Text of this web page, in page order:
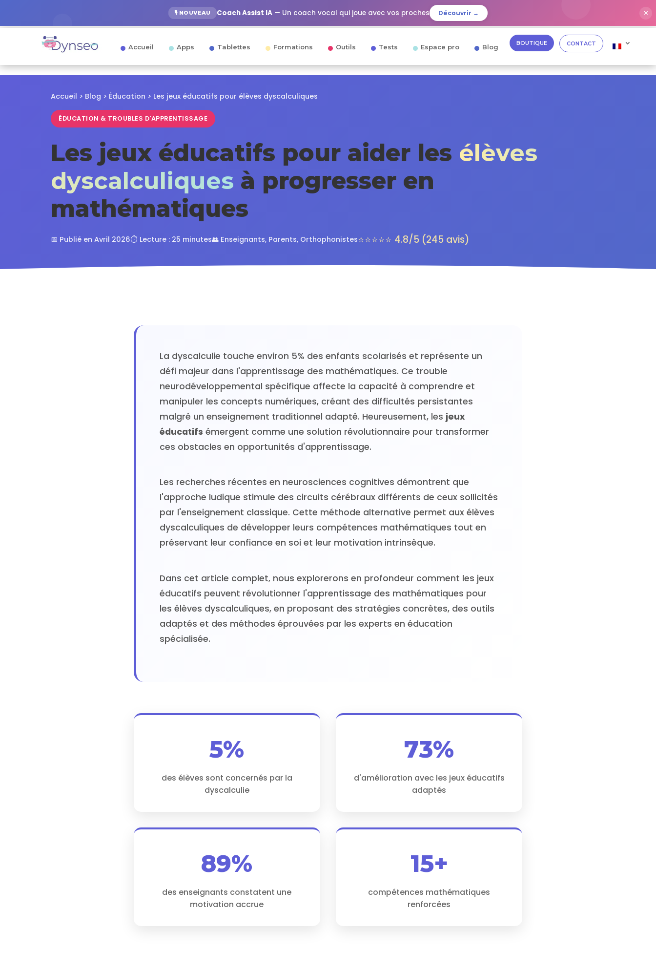
🎙️ NOUVEAU Coach Assist IA— Un coach vocal qui joue avec vos proches Découvrir → ✕
Accueil Apps Tablettes Formations Outils Tests Espace pro Blog BOUTIQUE CONTACT
Accueil > Blog > Éducation > Les jeux éducatifs pour élèves dyscalculiques
ÉDUCATION & TROUBLES D'APPRENTISSAGE
Les jeux éducatifs pour aider les élèves
dyscalculiques à progresser en
mathématiques
📅 Publié en Avril 2026⏱️ Lecture : 25 minutes👥 Enseignants, Parents, Orthophonistes⭐⭐⭐⭐⭐ 4.8/5 (245 avis)
La dyscalculie touche environ 5% des enfants scolarisés et représente un
défi majeur dans l'apprentissage des mathématiques. Ce trouble
neurodéveloppemental spécifique affecte la capacité à comprendre et
manipuler les concepts numériques, créant des difficultés persistantes
malgré un enseignement traditionnel adapté. Heureusement, les jeux
éducatifs émergent comme une solution révolutionnaire pour transformer
ces obstacles en opportunités d'apprentissage.
Les recherches récentes en neurosciences cognitives démontrent que
l'approche ludique stimule des circuits cérébraux différents de ceux sollicités
par l'enseignement classique. Cette méthode alternative permet aux élèves
dyscalculiques de développer leurs compétences mathématiques tout en
préservant leur confiance en soi et leur motivation intrinsèque.
Dans cet article complet, nous explorerons en profondeur comment les jeux
éducatifs peuvent révolutionner l'apprentissage des mathématiques pour
les élèves dyscalculiques, en proposant des stratégies concrètes, des outils
adaptés et des méthodes éprouvées par les experts en éducation
spécialisée.
5%
des élèves sont concernés par la
dyscalculie
73%
d'amélioration avec les jeux éducatifs
adaptés
89%
des enseignants constatent une
motivation accrue
15+
compétences mathématiques
renforcées